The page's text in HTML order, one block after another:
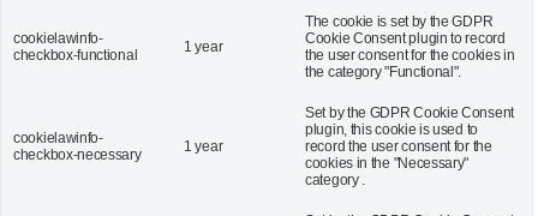
cookielawinfo-
checkbox-functional
1 year
The cookie is set by the GDPR
Cookie Consent plugin to record
the user consent for the cookies in
the category "Functional".
cookielawinfo-
checkbox-necessary
1 year
Set by the GDPR Cookie Consent
plugin, this cookie is used to
record the user consent for the
cookies in the "Necessary"
category .